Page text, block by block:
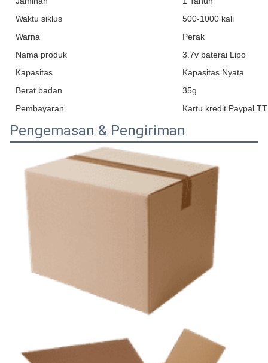
Waktu siklus
500-1000 kali
Warna
Perak
Nama produk
3.7v baterai Lipo
Kapasitas
Kapasitas Nyata
Berat badan
35g
Pembayaran
Kartu
Pengemasan & Pengiriman